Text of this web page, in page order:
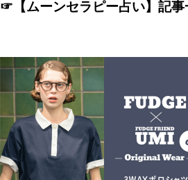
☞【ムーンセラピー占い】記事